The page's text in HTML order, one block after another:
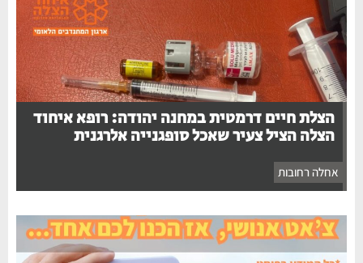
הצלת חיים דרמטית במחנה יהודה: רופא איחוד
הצלה הציל צעיר שאכל סופגנייה אלרגנית
אחלה רחובות